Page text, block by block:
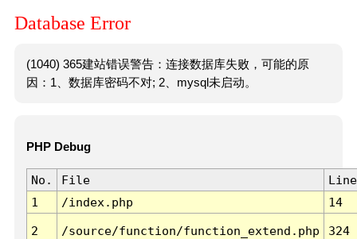
Database Error
(1040) 365建站错误警告：连接数据库失败，可能的原
因：1、数据库密码不对; 2、mysql未启动。
PHP Debug
No. File
Line
1
/index.php 14
2 /source/function/function_extend.php 324